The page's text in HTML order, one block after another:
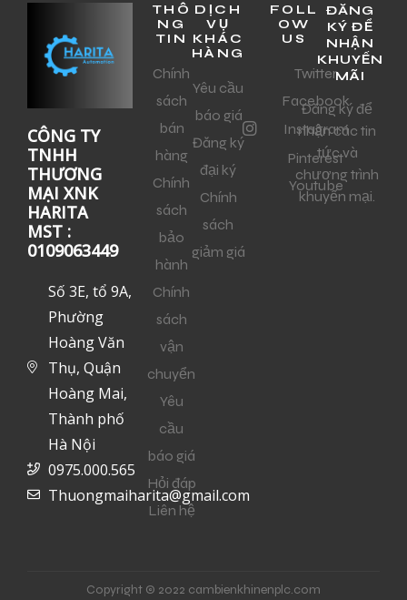
CÔNG TY
TNHH
THƯƠNG
MẠI XNK
HARITA
MST :
0109063449
Số 3E, tổ 9A,
Phường
Hoàng Văn
Thụ, Quận
Hoàng Mai,
Thành phố
Hà Nội
0975.000.565
Thuongmaiharita@gmail.com
THÔ
NG
TIN
Chính
sách
bán
hàng
Chính
sách
bảo
hành
Chính
sách
vận
chuyển
Yêu
cầu
báo giá
Hỏi đáp
Liên hệ
DỊCH
VỤ
KHÁC
HÀNG
Yêu cầu
báo giá
Đăng ký
đại ký
Chính
sách
giảm giá
FOLL
OW
US
Twitter
Facebook
Instagram
Pinterest
Youtube
ĐĂNG
KÝ ĐỂ
NHẬN
KHUYẾN
MÃI
Đăng ký để
nhận các tin
tức và
chương trình
khuyến mại.
Copyright © 2022 cambienkhinenplc.com